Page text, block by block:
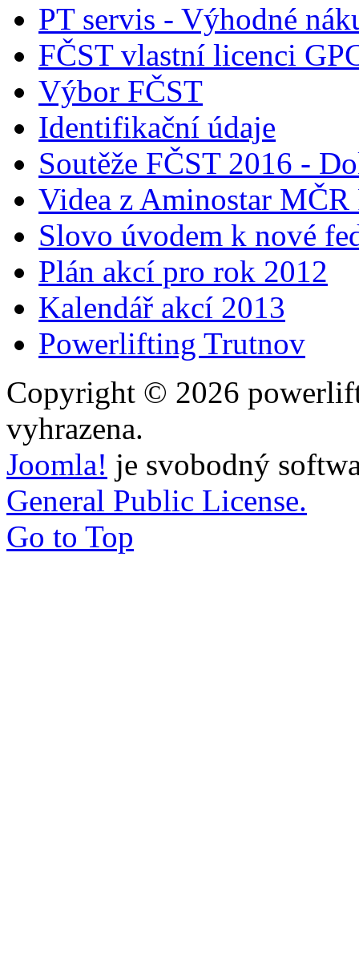
PT servis - Výhodné
FČST vlastní licenci
Výbor FČST
Identifikační údaje
Soutěže FČST 2016 -
Videa z Aminostar MČR
Slovo úvodem k nové
Plán akcí pro rok 2012
Kalendář akcí 2013
Powerlifting Trutnov
Copyright © 2026
vyhrazena.
Joomla! je svobodný
General Public License.
Go to Top